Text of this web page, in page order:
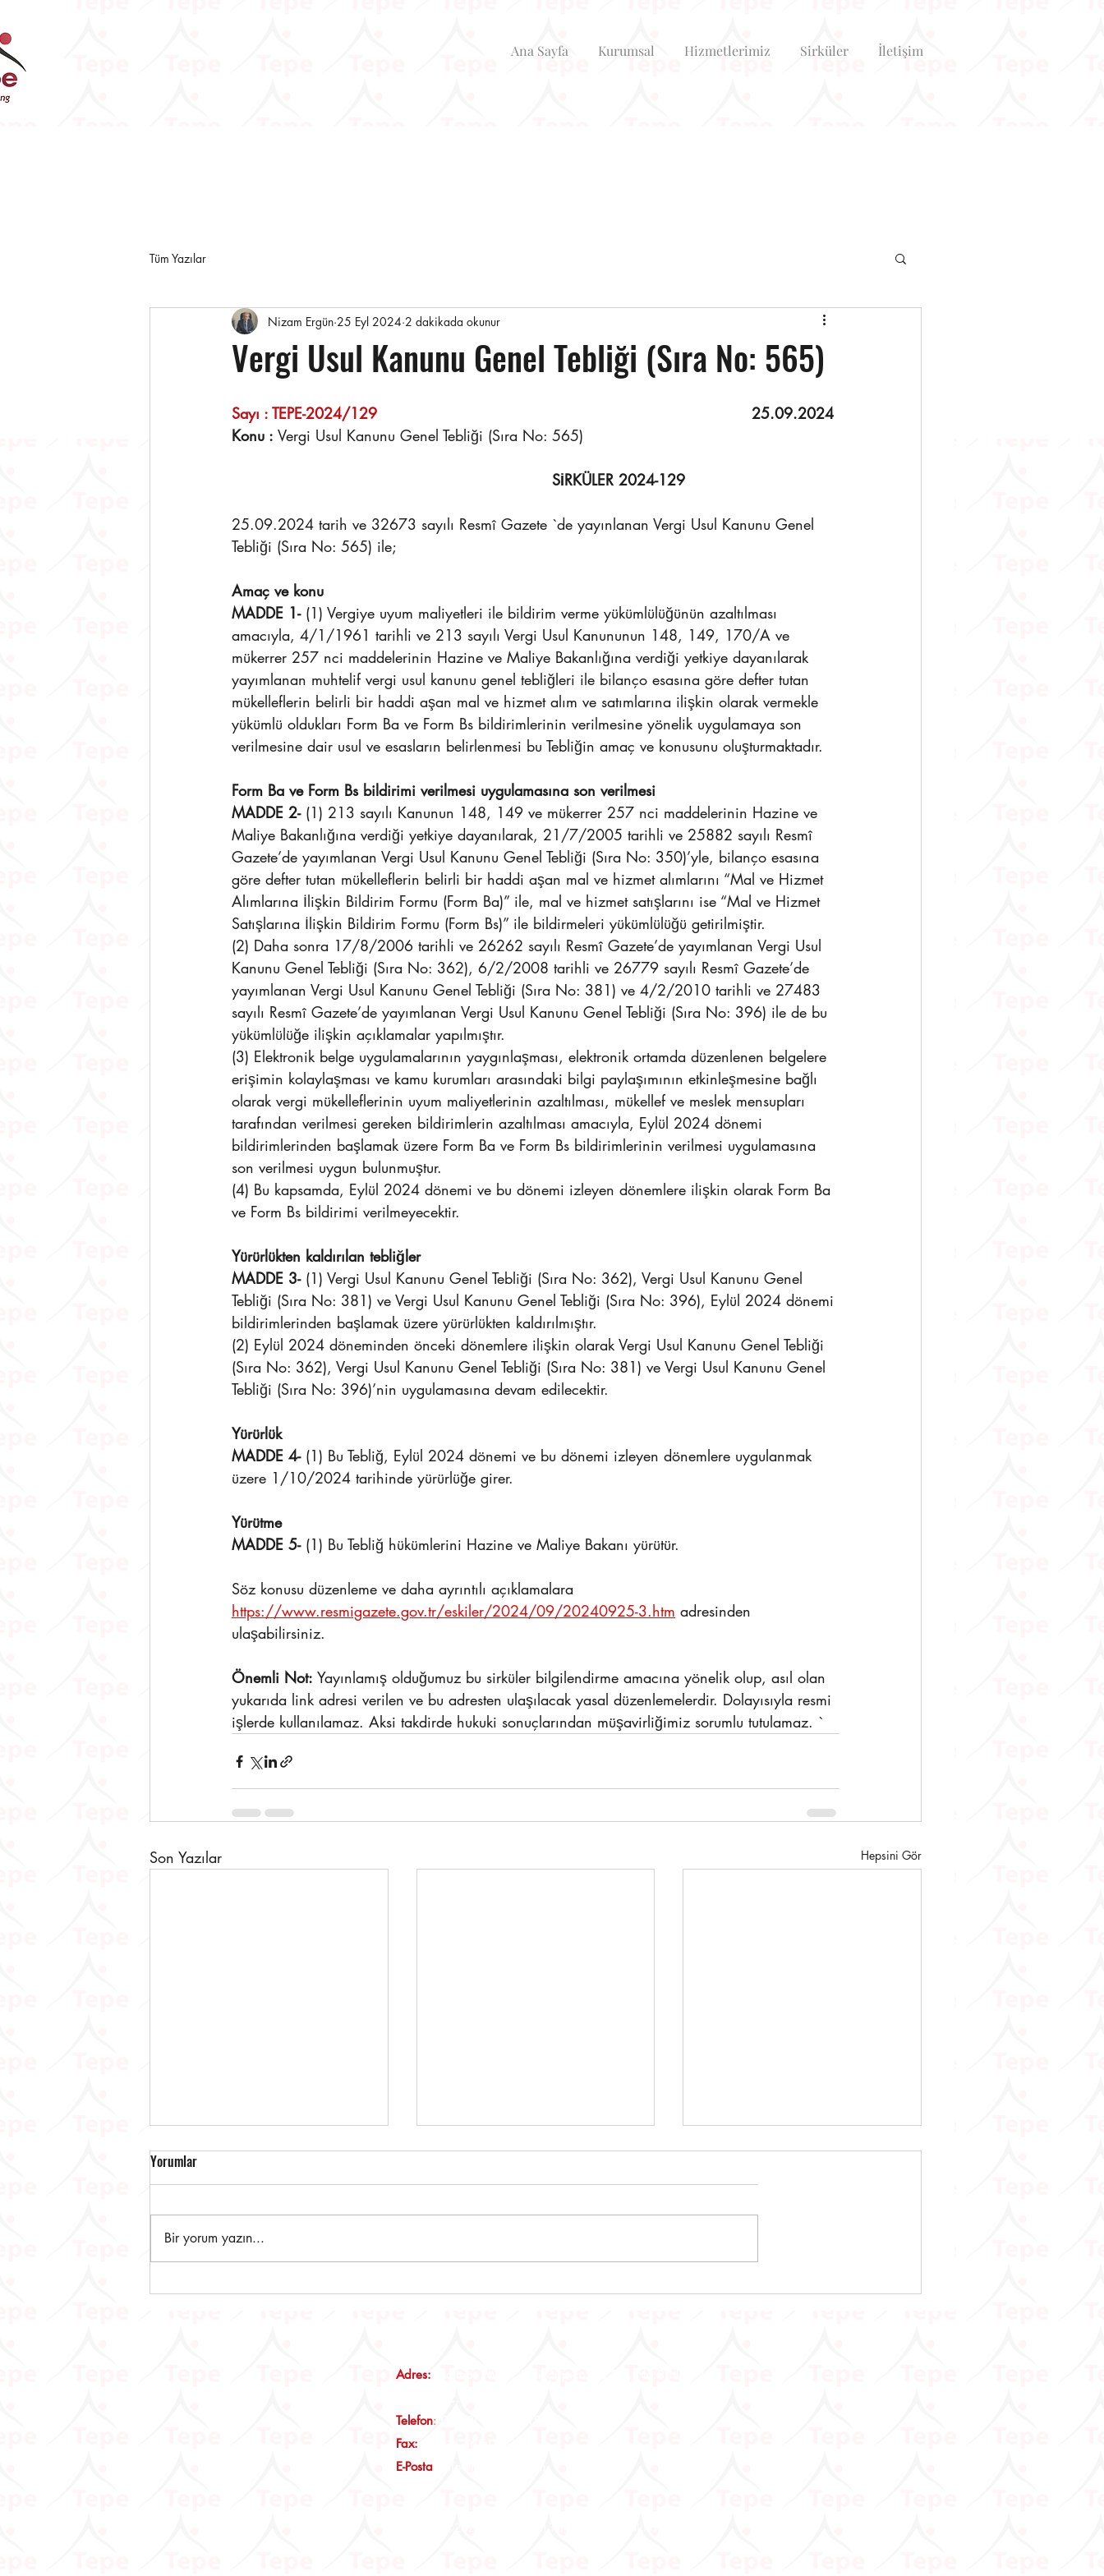
Ana Sayfa Kurumsal Hizmetlerimiz Sirküler İletişim
Tüm Yazılar
Vergi Usul Kanunu Genel Tebliği (Sıra No: 565)
Nizam Ergün 25 Eyl 2024 2 dakikada okunur
Sayı : TEPE-2024/129 25.09.2024
Konu : Vergi Usul Kanunu Genel Tebliği (Sıra No: 565)
SİRKÜLER 2024-129
25.09.2024 tarih ve 32673 sayılı Resmî Gazete `de yayınlanan Vergi Usul Kanunu Genel
Tebliği (Sıra No: 565) ile;
Amaç ve konu
MADDE 1- (1) Vergiye uyum maliyetleri ile bildirim verme yükümlülüğünün azaltılması
amacıyla, 4/1/1961 tarihli ve 213 sayılı Vergi Usul Kanununun 148, 149, 170/A ve
mükerrer 257 nci maddelerinin Hazine ve Maliye Bakanlığına verdiği yetkiye dayanılarak
yayımlanan muhtelif vergi usul kanunu genel tebliğleri ile bilanço esasına göre defter tutan
mükelleflerin belirli bir haddi aşan mal ve hizmet alım ve satımlarına ilişkin olarak vermekle
yükümlü oldukları Form Ba ve Form Bs bildirimlerinin verilmesine yönelik uygulamaya son
verilmesine dair usul ve esasların belirlenmesi bu Tebliğin amaç ve konusunu oluşturmaktadır.
Form Ba ve Form Bs bildirimi verilmesi uygulamasına son verilmesi
MADDE 2- (1) 213 sayılı Kanunun 148, 149 ve mükerrer 257 nci maddelerinin Hazine ve
Maliye Bakanlığına verdiği yetkiye dayanılarak, 21/7/2005 tarihli ve 25882 sayılı Resmî
Gazete’de yayımlanan Vergi Usul Kanunu Genel Tebliği (Sıra No: 350)’yle, bilanço esasına
göre defter tutan mükelleflerin belirli bir haddi aşan mal ve hizmet alımlarını “Mal ve Hizmet
Alımlarına İlişkin Bildirim Formu (Form Ba)” ile, mal ve hizmet satışlarını ise “Mal ve Hizmet
Satışlarına İlişkin Bildirim Formu (Form Bs)” ile bildirmeleri yükümlülüğü getirilmiştir.
(2) Daha sonra 17/8/2006 tarihli ve 26262 sayılı Resmî Gazete’de yayımlanan Vergi Usul
Kanunu Genel Tebliği (Sıra No: 362), 6/2/2008 tarihli ve 26779 sayılı Resmî Gazete’de
yayımlanan Vergi Usul Kanunu Genel Tebliği (Sıra No: 381) ve 4/2/2010 tarihli ve 27483
sayılı Resmî Gazete’de yayımlanan Vergi Usul Kanunu Genel Tebliği (Sıra No: 396) ile de bu
yükümlülüğe ilişkin açıklamalar yapılmıştır.
(3) Elektronik belge uygulamalarının yaygınlaşması, elektronik ortamda düzenlenen belgelere
erişimin kolaylaşması ve kamu kurumları arasındaki bilgi paylaşımının etkinleşmesine bağlı
olarak vergi mükelleflerinin uyum maliyetlerinin azaltılması, mükellef ve meslek mensupları
tarafından verilmesi gereken bildirimlerin azaltılması amacıyla, Eylül 2024 dönemi
bildirimlerinden başlamak üzere Form Ba ve Form Bs bildirimlerinin verilmesi uygulamasına
son verilmesi uygun bulunmuştur.
(4) Bu kapsamda, Eylül 2024 dönemi ve bu dönemi izleyen dönemlere ilişkin olarak Form Ba
ve Form Bs bildirimi verilmeyecektir.
Yürürlükten kaldırılan tebliğler
MADDE 3- (1) Vergi Usul Kanunu Genel Tebliği (Sıra No: 362), Vergi Usul Kanunu Genel
Tebliği (Sıra No: 381) ve Vergi Usul Kanunu Genel Tebliği (Sıra No: 396), Eylül 2024 dönemi
bildirimlerinden başlamak üzere yürürlükten kaldırılmıştır.
(2) Eylül 2024 döneminden önceki dönemlere ilişkin olarak Vergi Usul Kanunu Genel Tebliği
(Sıra No: 362), Vergi Usul Kanunu Genel Tebliği (Sıra No: 381) ve Vergi Usul Kanunu Genel
Tebliği (Sıra No: 396)’nin uygulamasına devam edilecektir.
Yürürlük
MADDE 4- (1) Bu Tebliğ, Eylül 2024 dönemi ve bu dönemi izleyen dönemlere uygulanmak
üzere 1/10/2024 tarihinde yürürlüğe girer.
Yürütme
MADDE 5- (1) Bu Tebliğ hükümlerini Hazine ve Maliye Bakanı yürütür.
Söz konusu düzenleme ve daha ayrıntılı açıklamalara
https://www.resmigazete.gov.tr/eskiler/2024/09/20240925-3.htm adresinden
ulaşabilirsiniz.
Önemli Not: Yayınlamış olduğumuz bu sirküler bilgilendirme amacına yönelik olup, asıl olan
yukarıda link adresi verilen ve bu adresten ulaşılacak yasal düzenlemelerdir. Dolayısıyla resmi
işlerde kullanılamaz. Aksi takdirde hukuki sonuçlarından müşavirliğimiz sorumlu tutulamaz. `
Son Yazılar Hepsini Gör
Dijital Vergi Dairesine Yeni
ÖTV3A, ÖTV3C VE ÖTV4
Emlak Vergisi Kanunu Genel
Yorumlar
Bir yorum yazın...
Adres:
Telefon:
Fax:
E-Posta